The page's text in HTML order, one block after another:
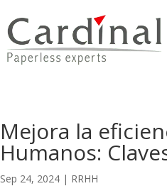
Mejora la
Humanos:
Sep 24, 2024 | RRHH